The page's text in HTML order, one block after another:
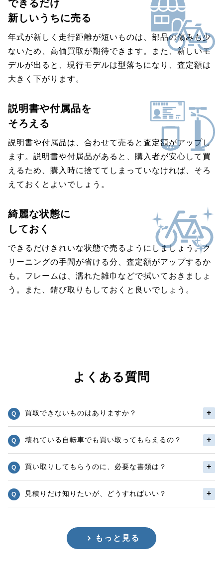
できるだけ
新しいうちに売る
年式が新しく走行距離が短いものは、部品の傷みも少
ないため、高価買取が期待できます。また、新しいモ
デルが出ると、現行モデルは型落ちになり、査定額は
大きく下がります。
説明書や付属品を
そろえる
説明書や付属品は、合わせて売ると査定額がアップし
ます。説明書や付属品があると、購入者が安心して買
えるため、購入時に捨ててしまっていなければ、そろ
えておくとよいでしょう。
綺麗な状態に
しておく
できるだけきれいな状態で売るようにしましょう。ク
リーニングの手間が省ける分、査定額がアップするか
も。フレームは、濡れた雑巾などで拭いておきましょ
う。また、錆び取りもしておくと良いでしょう。
よくある質問
買取できないものはありますか？
壊れている自転車でも買い取ってもらえるの？
買い取りしてもらうのに、必要な書類は？
見積りだけ知りたいが、どうすればいい？
もっと見る